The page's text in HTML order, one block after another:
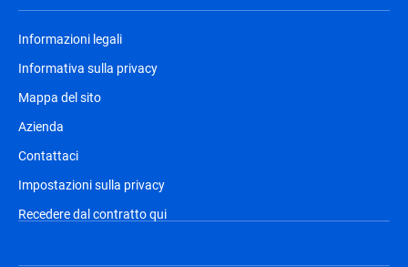
Informazioni legali
Informativa sulla privacy
Mappa del sito
Azienda
Contattaci
Impostazioni sulla privacy
Recedere dal contratto qui